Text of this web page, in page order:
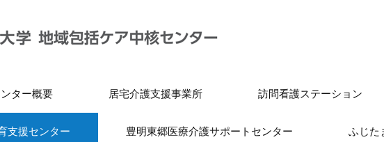
ター概要 居宅介護支援事業所 訪問看護ステーション
支援センター 豊明東郷医療介護サポートセンター ふじた